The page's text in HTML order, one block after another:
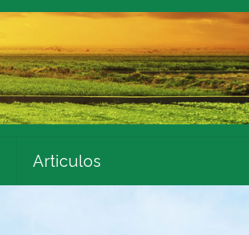
Articulos